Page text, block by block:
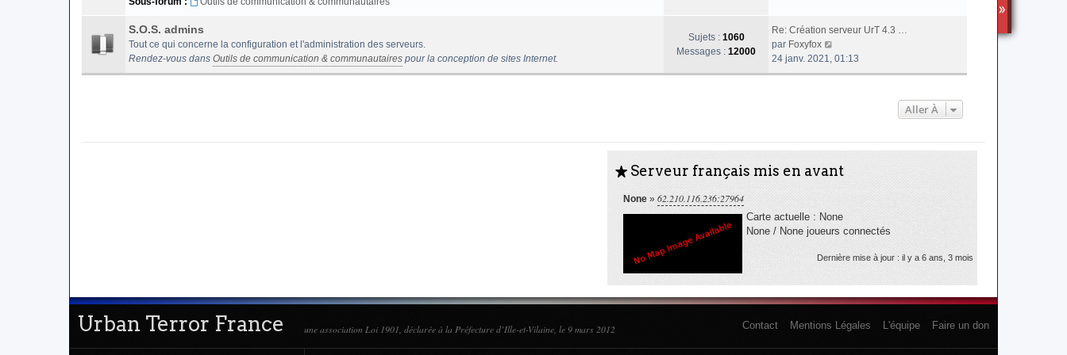
l
e
e
e
a
g
S.O.S. admins
Tout ce qui concerne la configuration et l'administration des serveurs.
Rendez-vous dans Outils de communication & communautaires pour la conception de sites Internet.
Sujets : 1060
Messages : 12000
Re: Création serveur UrT 4.3 …
par Foxyfox
o
i
n
r
m
s
a
g
24 janv. 2021, 01:13
Aller À
S Serveur français mis en avant
None » 62.210.116.236:27964
Carte actuelle : None
None / None joueurs connectés
Dernière mise à jour : il y a 6 ans, 3 mois
Urban Terror France une association Loi 1901, déclarée à la Préfecture d’Ille-et-Vilaine, le 9 mars 2012 Faire un don
L'équipe
Mentions Légales
Contact